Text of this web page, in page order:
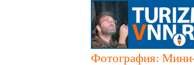
Фотография: Мини-